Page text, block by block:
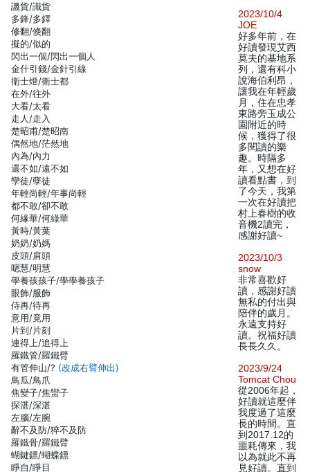
譏貨/識貨
多鋒/多鐸
修翻/倏翻
擬的/似的
閃出一個/閃出一個人
金什引錢/金針引線
衛士燈/衛士都
在外/往外
大看/太看
走人/走入
楚昭甫/楚昭南
偶然地/茫然地
內為/內力
還不如/遠不如
孿徒/孽徒
年輕尚輕/年事尚輕
都不敢/卻不敢
何緣華/何綠華
黃時/黃葉
奶奶/奶媽
皮頭/肩頭
嗯慧/明慧
學養孩孩子/學學養孩子
眼飾/服飾
侍再/待再
意用/竟用
片到/片刻
連得上/追得上
羅鐵管/羅鐵臂
有管伸山/? (改成右臂伸出)
鳥瓜/鳥爪
焦變子/焦蠻子
探湛/深湛
左腦/左腕
辭不及防/猝不及防
羅鐵骨/羅鐵臂
蝴鍵鏢/蝴蝶鏢
睜自/睜目
2023/10/4
JOE
好多年前，在
好讀發現艾西
莫夫的基地系
列，還有科小
說海伯利昂，
讓我在年輕歲
月，住在忠孝
東路旁玉成公
園附近的時
候，獲得了很
多閱讀的樂
趣。時隔多
年，又想在好
讀看點書，到
了今天，我第
一次在好讀把
村上春樹的收
音機2讀完，
感謝好讀~
2023/10/3
snow
非常喜歡好
讀，感謝好讀
無私的付出與
陪伴的歲月。
永遠支持好
讀。祝福好讀
長長久久。
2023/9/24
Tomcat Chou
從2006年起，
好讀就這麼伴
我度過了這麼
長的時間。直
到2017.12的
噩耗傳來，我
以為就此不再
見好讀。直到